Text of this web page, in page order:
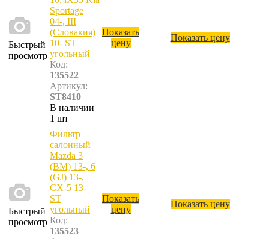
Быстрый
просмотр
Sportage
04-, III
(Словакия)
10- ST
угольный
Код:
135522
Артикул:
ST8410
В наличии
1 шт
Показать
цену
Показать цену
Быстрый
просмотр
Фильтр
салонный
Mazda 3
(BM) 13-, 6
(GJ) 13-,
CX-5 13-
ST
угольный
Код:
135523
Показать
цену
Показать цену